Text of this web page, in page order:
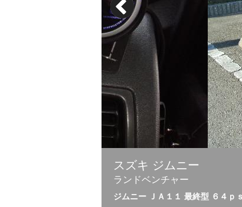
スズキ ジムニー
ランドベンチャー
ジムニー ＪＡ１１ 最終型 ６４ｐ